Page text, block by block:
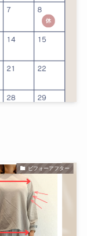
ビフォーアフター